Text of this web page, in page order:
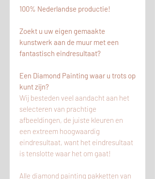
100% Nederlandse productie!
Zoekt u uw eigen gemaakte
kunstwerk aan de muur met een
fantastisch eindresultaat?
Een Diamond Painting waar u trots op
kunt zijn?
Wij besteden veel aandacht aan het
selecteren van prachtige
afbeeldingen, de juiste kleuren en
een extreem hoogwaardig
eindresultaat, want het eindresultaat
is tenslotte waar het om gaat!
Alle diamond painting pakketten van